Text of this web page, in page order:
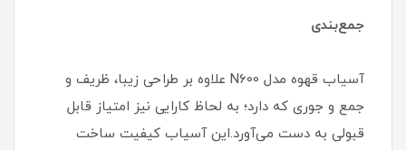
جمع‌بندی
آسیاب قهوه مدل N600 علاوه بر طراحی زیبا، ظریف و
جمع و جوری که دارد؛ به لحاظ کارایی نیز امتیاز قابل
قبولی به دست می‌آورد.این آسیاب کیفیت ساخت